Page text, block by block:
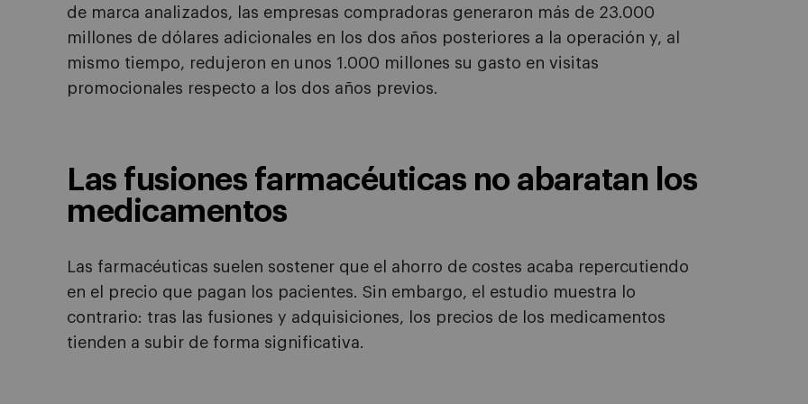
de marca analizados, las empresas compradoras generaron más de 23.000
millones de dólares adicionales en los dos años posteriores a la operación y, al
mismo tiempo, redujeron en unos 1.000 millones su gasto en visitas
promocionales respecto a los dos años previos.
Las fusiones farmacéuticas no abaratan los
medicamentos
Las farmacéuticas suelen sostener que el ahorro de costes acaba repercutiendo
en el precio que pagan los pacientes. Sin embargo, el estudio muestra lo
contrario: tras las fusiones y adquisiciones, los precios de los medicamentos
tienden a subir de forma significativa.